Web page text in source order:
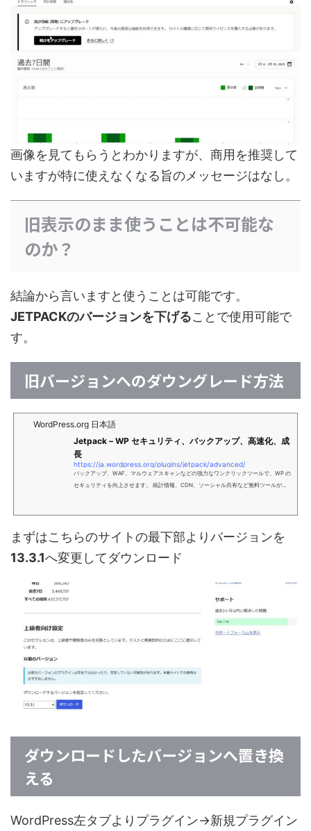
画像を見てもらうとわかりますが、商用を推奨して
いますが特に使えなくなる旨のメッセージはなし。
旧表示のまま使うことは不可能な
のか？
結論から言いますと使うことは可能です。
JETPACKのバージョンを下げることで使用可能で
す。
旧バージョンへのダウングレード方法
WordPress.org 日本語
Jetpack – WP セキュリティ、バックアップ、高速化、成
長
https://ja.wordpress.org/plugins/jetpack/advanced/
バックアップ、WAF、マルウェアスキャンなどの強力なワンクリックツールで、WP の
セキュリティを向上させます。 統計情報、CDN、ソーシャル共有など無料ツールが含
まずはこちらのサイトの最下部よりバージョンを
13.3.1へ変更してダウンロード
ダウンロードしたバージョンへ置き換
える
WordPress左タブよりプラグイン→新規プラグイン